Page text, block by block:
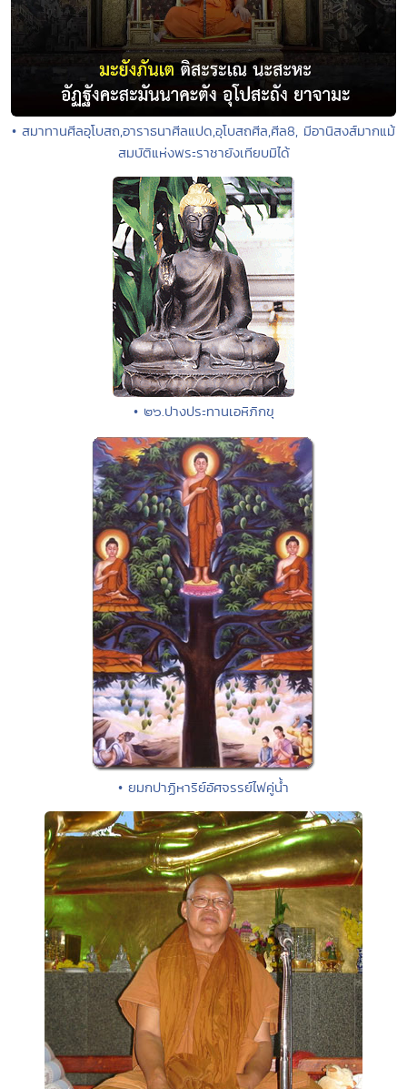
• สมาทานศีลอุโบสถ,อาราธนาศีลแปด,อุโบสถศีล,ศีล8, มีอานิสงส์มากแม้
สมบัติแห่งพระราชายังเทียบมิได้
• ๒๖.ปางประทานเอหิภิกขุ
• ยมกปาฏิหาริย์อัศจรรย์ไฟคู่น้ำ